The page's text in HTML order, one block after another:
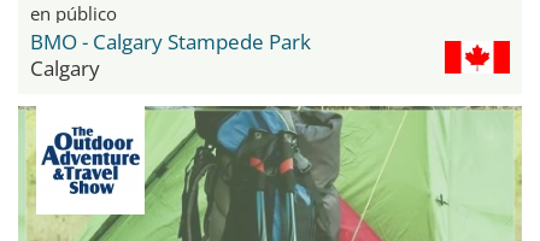
en público
BMO - Calgary Stampede Park
Calgary